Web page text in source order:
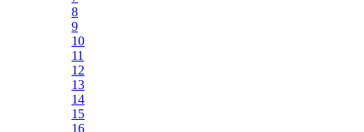
8
9
10
11
12
13
14
15
16